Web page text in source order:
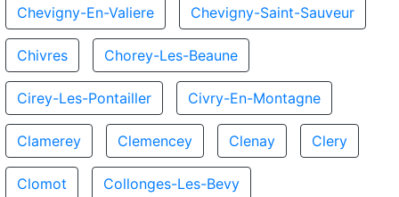
Chevigny-En-Valiere Chevigny-Saint-Sauveur
Chivres Chorey-Les-Beaune
Cirey-Les-Pontailler Civry-En-Montagne
Clamerey Clemencey Clenay Clery
Clomot Collonges-Les-Bevy